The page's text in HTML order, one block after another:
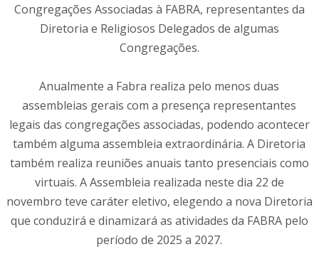
Congregações Associadas à FABRA, representantes da
Diretoria e Religiosos Delegados de algumas
Congregações.
Anualmente a Fabra realiza pelo menos duas
assembleias gerais com a presença representantes
legais das congregações associadas, podendo acontecer
também alguma assembleia extraordinária. A Diretoria
também realiza reuniões anuais tanto presenciais como
virtuais. A Assembleia realizada neste dia 22 de
novembro teve caráter eletivo, elegendo a nova Diretoria
que conduzirá e dinamizará as atividades da FABRA pelo
período de 2025 a 2027.